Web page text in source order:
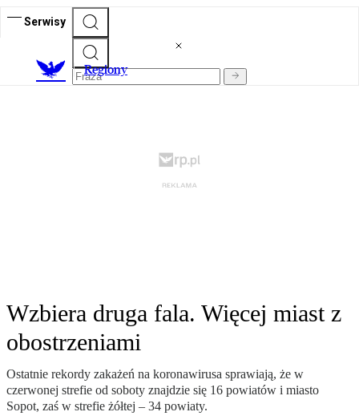
Serwisy
Regiony
Wzbiera druga fala. Więcej miast z
obostrzeniami
Ostatnie rekordy zakażeń na koronawirusa sprawiają, że w
czerwonej strefie od soboty znajdzie się 16 powiatów i miasto
Sopot, zaś w strefie żółtej – 34 powiaty.